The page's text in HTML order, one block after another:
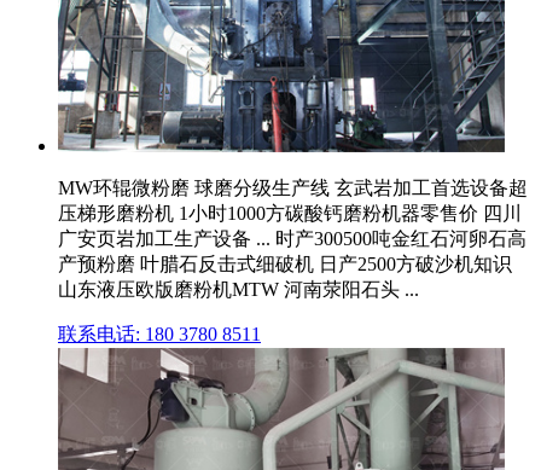
MW环辊微粉磨 球磨分级生产线 玄武岩加工首选设备超
压梯形磨粉机 1小时1000方碳酸钙磨粉机器零售价 四川
广安页岩加工生产设备 ... 时产300500吨金红石河卵石高
产预粉磨 叶腊石反击式细破机 日产2500方破沙机知识
山东液压欧版磨粉机MTW 河南荥阳石头 ...
联系电话: 180 3780 8511